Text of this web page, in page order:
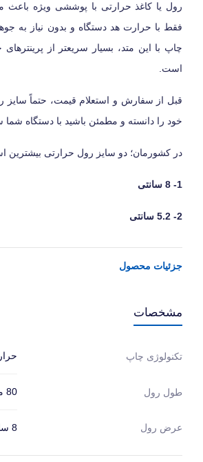
رول یا کاغذ حرارتی با پوششی ویژه
فقط با حرارت هد دستگاه و بدون نیاز به
چاپ با این متد، بسیار سریعتر از
است.
قبل از سفارش و استعلام قیمت، حتماً سایز
خود را دانسته و مطمئن باشید با دستگاه
در کشورمان؛ دو سایز رول حرارتی بیشترین
1- 8 سانتی
2- 5.2 سانتی
جزئیات محصول
مشخصات
تکنولوژی چاپ
طول رول 80 متر
عرض رول 8 سانتی متر